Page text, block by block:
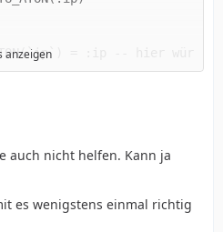
anzeigen
auch nicht helfen. Kann ja
es wenigstens einmal richtig